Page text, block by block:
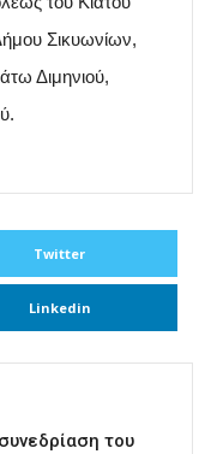
Σικυωνίων,
Διμηνιού,
Twitter
Linkedin
του